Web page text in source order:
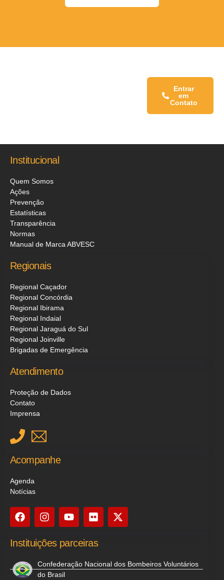
Entrar
em
Contato
Institucional
Quem Somos
Ações
Prevenção
Estatísticas
Transparência
Normas
Manual de Marca ABVESC
Regionais
Regional Caçador
Regional Concórdia
Regional Ibirama
Regional Indaial
Regional Jaraguá do Sul
Regional Joinville
Brigadas de Emergência
Atendimento
Proteção de Dados
Contato
Imprensa
Acompanhe
Agenda
Notícias
Instituições parceiras
Confederação Nacional dos Bombeiros Voluntários
do Brasil